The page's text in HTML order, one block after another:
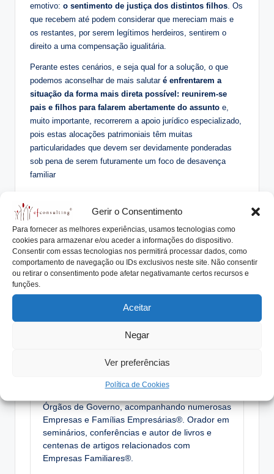
Gerir o Consentimento
Para fornecer as melhores experiências, usamos tecnologias como
cookies para armazenar e/ou aceder a informações do dispositivo.
Consentir com essas tecnologias nos permitirá processar dados, como
comportamento de navegação ou IDs exclusivos neste site. Não consentir
ou retirar o consentimento pode afetar negativamante certos recursos e
funções.
Aceitar
Negar
Ver preferências
Política de Cookies
emotivo: o sentimento de justiça dos distintos filhos. Os
que recebem até podem considerar que mereciam mais e
os restantes, por serem legítimos herdeiros, sentirem o
direito a uma compensação igualitária.
Perante estes cenários, e seja qual for a solução, o que
podemos aconselhar de mais salutar é enfrentarem a
situação da forma mais direta possível: reunirem-se
pais e filhos para falarem abertamente do assunto e,
muito importante, recorrerem a apoio jurídico especializado,
pois estas alocações patrimoniais têm muitas
particularidades que devem ser devidamente ponderadas
sob pena de serem futuramente um foco de desavença
familiar
Nota: Este texto faz parte da coluna “ Empresas Familiares
– Perguntas e Respostas“, publicada no jornal “Metal” de
24 de junho de 2016
Tags:
AIMMAP
trabalho
CEO da efconsulting® e docente do ensino
superior. Especialista na elaboração de
Órgãos de Governo, acompanhando numerosas
Empresas e Famílias Empresárias®. Orador em
seminários, conferências e autor de livros e
centenas de artigos relacionados com
Empresas Familiares®.